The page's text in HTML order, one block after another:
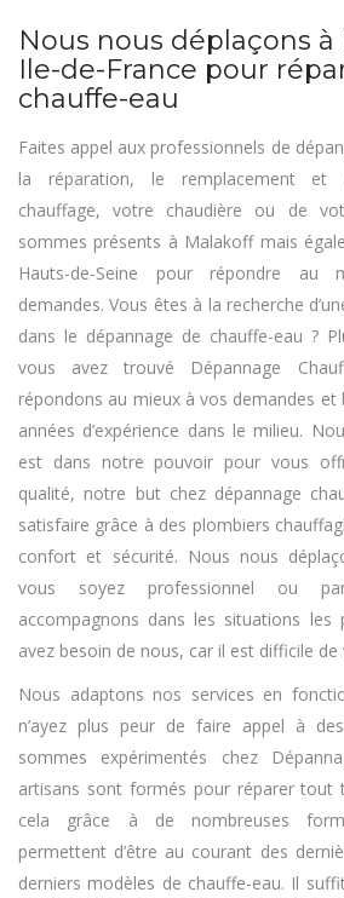
Nous nous déplaçons
Ile-de-France pour
chauffe-eau
Faites appel aux professionnels de
la réparation, le remplacement et
chauffage, votre chaudière ou de
sommes présents à Malakoff mais
Hauts-de-Seine pour répondre
demandes. Vous êtes à la recherche
dans le dépannage de chauffe-eau ?
vous avez trouvé Dépannage
répondons au mieux à vos demandes et
années d’expérience dans le milieu.
est dans notre pouvoir pour vous
qualité, notre but chez dépannage
satisfaire grâce à des plombiers
confort et sécurité. Nous nous
vous soyez professionnel ou
accompagnons dans les situations les
avez besoin de nous, car il est difficile de
Nous adaptons nos services en
n’ayez plus peur de faire appel à
sommes expérimentés chez
artisans sont formés pour réparer tout
cela grâce à de nombreuses
permettent d’être au courant des
derniers modèles de chauffe-eau. Il